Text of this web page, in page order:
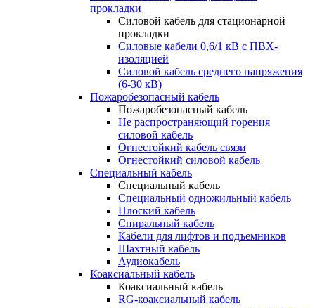
прокладки
Силовой кабель для стационарной
прокладки
Силовые кабели 0,6/1 кВ с ПВХ-
изоляцией
Силовой кабель среднего напряжения
(6-30 кВ)
Пожаробезопасный кабель
Пожаробезопасный кабель
Не распространяющий горения
силовой кабель
Огнестойкий кабель связи
Огнестойкий силовой кабель
Специальный кабель
Специальный кабель
Специальный одножильный кабель
Плоский кабель
Спиральный кабель
Кабели для лифтов и подъемников
Шахтный кабель
Аудиокабель
Коаксиальный кабель
Коаксиальный кабель
RG-коаксиальный кабель